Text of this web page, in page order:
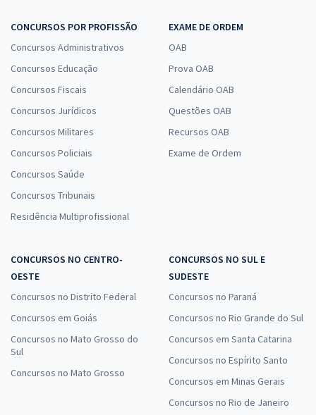
CONCURSOS POR PROFISSÃO
Concursos Administrativos
Concursos Educação
Concursos Fiscais
Concursos Jurídicos
Concursos Militares
Concursos Policiais
Concursos Saúde
Concursos Tribunais
Residência Multiprofissional
EXAME DE ORDEM
OAB
Prova OAB
Calendário OAB
Questões OAB
Recursos OAB
Exame de Ordem
CONCURSOS NO CENTRO-
OESTE
Concursos no Distrito Federal
Concursos em Goiás
Concursos no Mato Grosso do
Sul
Concursos no Mato Grosso
CONCURSOS NO SUL E
SUDESTE
Concursos no Paraná
Concursos no Rio Grande do Sul
Concursos em Santa Catarina
Concursos no Espírito Santo
Concursos em Minas Gerais
Concursos no Rio de Janeiro